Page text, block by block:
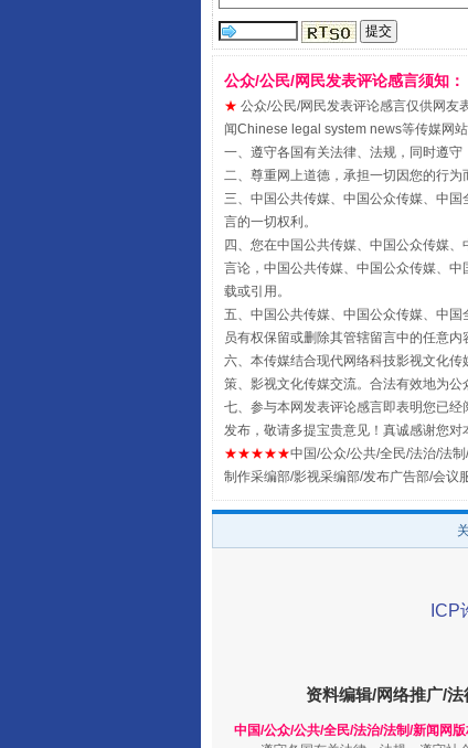
受贿1.44亿！段成刚被判
全民健身五年计划来了！等
阿坝州三大球赛在茂县
公众/公民/网民发表评论感言须知：
★ 公众/公民/网民发表评论感言仅供网
闻Chinese legal system news等传媒网
一、遵守各国有关法律、法规，同时遵守
二、尊重网上道德，承担一切因您的行为
三、中国公共传媒、中国公众传媒、中
言的一切权利。
四、您在中国公共传媒、中国公众传媒
言论，中国公共传媒、中国公众传媒、
载或引用。
五、中国公共传媒、中国公众传媒、中
员有权保留或删除其管辖留言中的任意内
六、本传媒结合现代网络科技影视文化
策、影视文化传媒交流。合法有效地为公
七、参与本网发表评论感言即表明您已
发布，敬请多提宝贵意见！真诚感谢您
★★★★★中国/公众/公共/全民/法治/法
制作采编部/影视采编部/发布广告部/会议
ICP
资料编辑/网络推广/法
中国/公众/公共/全民/法治/法制/新闻网版